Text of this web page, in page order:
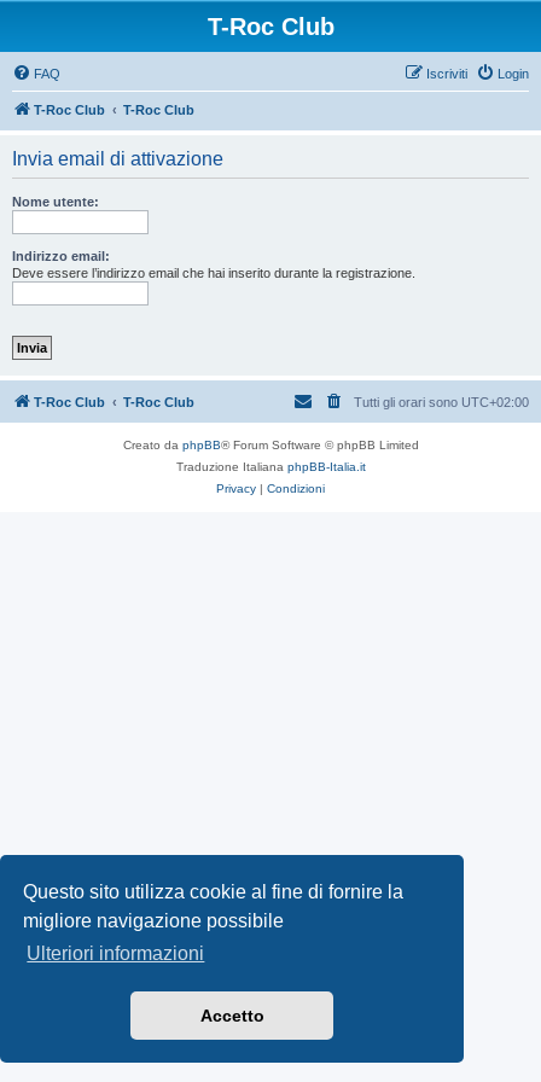
Questo sito utilizza cookie al fine di fornire la
migliore navigazione possibile
Ulteriori informazioni
Accetto
T-Roc Club
FAQ Login
Iscriviti
T-Roc Club T-Roc Club
Invia email di attivazione
Nome utente:
Indirizzo email:
Deve essere l’indirizzo email che hai inserito durante la registrazione.
T-Roc Club T-Roc Club Tutti gli orari sono UTC+02:00
Creato da phpBB® Forum Software © phpBB Limited
Traduzione Italiana phpBB-Italia.it
Privacy | Condizioni